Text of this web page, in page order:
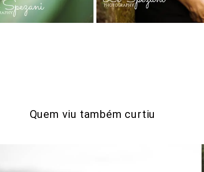
Quem viu também curtiu